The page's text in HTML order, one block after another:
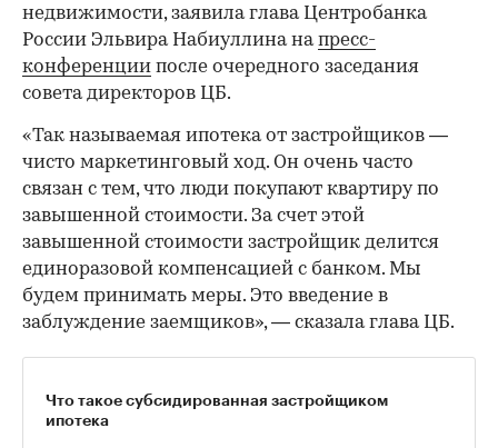
недвижимости, заявила глава Центробанка
России Эльвира Набиуллина напресс-
конференции после очередного заседания
совета директоров ЦБ.
«Так называемая ипотека от застройщиков —
чисто маркетинговый ход. Он очень часто
связан с тем, что люди покупают квартиру по
завышенной стоимости. За счет этой
завышенной стоимости застройщик делится
единоразовой компенсацией с банком. Мы
будем принимать меры. Это введение в
заблуждение заемщиков», — сказала глава ЦБ.
Что такое субсидированная застройщиком
ипотека